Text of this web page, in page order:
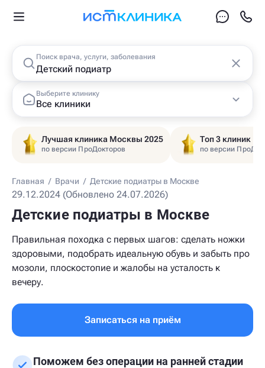
Поиск врача, услуги, заболевания
Выберите клинику
Все клиники
Лучшая клиника Москвы 2025
по версии ПроДокторов
Топ 3 клиник
по версии
Главная / Врачи / Детские подиатры в Москве
29.12.2024 (Обновлено 24.07.2026)
Детские подиатры в Москве
Правильная походка с первых шагов: сделать ножки
здоровыми, подобрать идеальную обувь и забыть про
мозоли, плоскостопие и жалобы на усталость к
вечеру.
Записаться на приём
Поможем без операции на ранней стадии